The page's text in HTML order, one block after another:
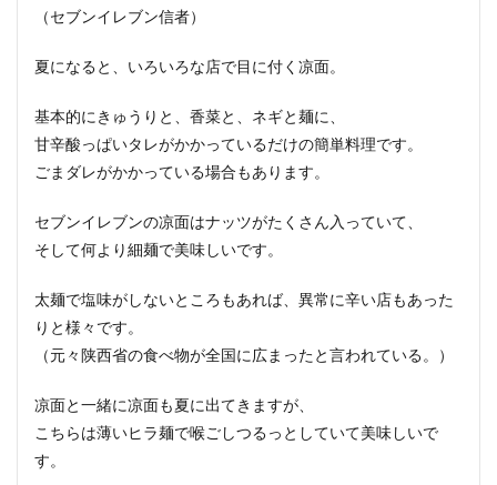
（セブンイレブン信者）
夏になると、いろいろな店で目に付く凉面。
基本的にきゅうりと、香菜と、ネギと麺に、
甘辛酸っぱいタレがかかっているだけの簡単料理です。
ごまダレがかかっている場合もあります。
セブンイレブンの凉面はナッツがたくさん入っていて、
そして何より細麺で美味しいです。
太麺で塩味がしないところもあれば、異常に辛い店もあった
りと様々です。
（元々陕西省の食べ物が全国に広まったと言われている。）
凉面と一緒に凉面も夏に出てきますが、
こちらは薄いヒラ麺で喉ごしつるっとしていて美味しいで
す。